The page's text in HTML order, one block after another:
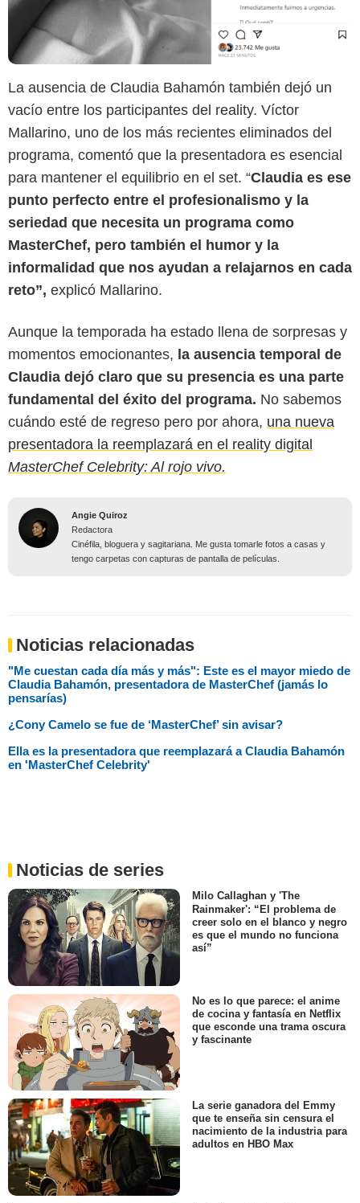
La ausencia de Claudia Bahamón también dejó un
vacío entre los participantes del reality. Víctor
Mallarino, uno de los más recientes eliminados del
programa, comentó que la presentadora es esencial
para mantener el equilibrio en el set. “Claudia es ese
punto perfecto entre el profesionalismo y la
seriedad que necesita un programa como
MasterChef, pero también el humor y la
informalidad que nos ayudan a relajarnos en cada
reto”, explicó Mallarino.
Aunque la temporada ha estado llena de sorpresas y
momentos emocionantes, la ausencia temporal de
Claudia dejó claro que su presencia es una parte
fundamental del éxito del programa. No sabemos
cuándo esté de regreso pero por ahora, una nueva
presentadora la reemplazará en el reality digital
MasterChef Celebrity: Al rojo vivo.
Angie Quiroz
Redactora
Cinéfila, bloguera y sagitariana. Me gusta tomarle fotos a casas y
tengo carpetas con capturas de pantalla de películas.
Noticias relacionadas
"Me cuestan cada día más y más": Este es el mayor miedo de
Claudia Bahamón, presentadora de MasterChef (jamás lo
pensarías)
¿Cony Camelo se fue de ‘MasterChef’ sin avisar?
Ella es la presentadora que reemplazará a Claudia Bahamón
en 'MasterChef Celebrity'
Noticias de series
Milo Callaghan y 'The
Rainmaker': “El problema de
creer solo en el blanco y negro
es que el mundo no funciona
así”
No es lo que parece: el anime
de cocina y fantasía en Netflix
que esconde una trama oscura
y fascinante
La serie ganadora del Emmy
que te enseña sin censura el
nacimiento de la industria para
adultos en HBO Max